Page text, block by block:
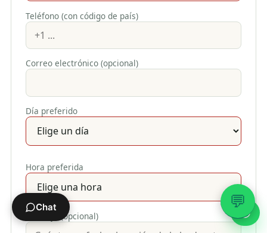
💬
Teléfono (con código de país)
Correo electrónico (opcional)
Día preferido
Hora preferida
Mensaje (opcional)
Chat